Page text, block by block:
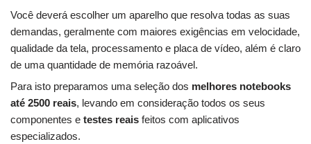
Você deverá escolher um aparelho que resolva todas as suas
demandas, geralmente com maiores exigências em velocidade,
qualidade da tela, processamento e placa de vídeo, além é claro
de uma quantidade de memória razoável.
Para isto preparamos uma seleção dos melhores notebooks
até 2500 reais, levando em consideração todos os seus
componentes e testes reais feitos com aplicativos
especializados.